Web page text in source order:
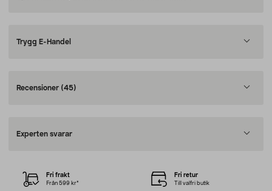
Trygg E-Handel
Recensioner (45)
Experten svarar
Fri frakt
Från 599 kr*
Fri retur
Till valfri butik